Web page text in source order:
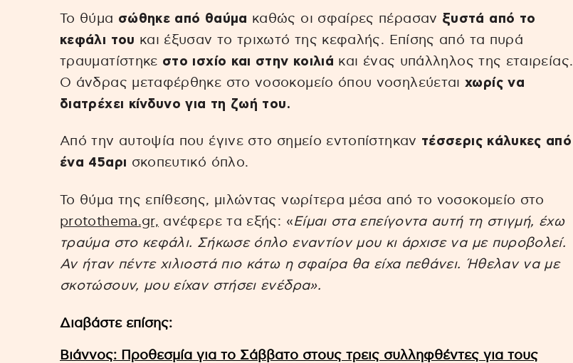
Το θύμα σώθηκε από θαύμα καθώς οι σφαίρες πέρασαν ξυστά από το
κεφάλι του και έξυσαν το τριχωτό της κεφαλής. Επίσης από τα πυρά
τραυματίστηκε στο ισχίο και στην κοιλιά και ένας υπάλληλος της εταιρείας.
Ο άνδρας μεταφέρθηκε στο νοσοκομείο όπου νοσηλεύεταιχωρίς να
διατρέχει κίνδυνο για τη ζωή του.
Από την αυτοψία που έγινε στο σημείο εντοπίστηκαν τέσσερις κάλυκες από
ένα 45αρι σκοπευτικό όπλο.
Το θύμα της επίθεσης, μιλώντας νωρίτερα μέσα από το νοσοκομείο στο
protothema.gr, ανέφερε τα εξής: «Είμαι στα επείγοντα αυτή τη στιγμή, έχω
τραύμα στο κεφάλι. Σήκωσε όπλο εναντίον μου κι άρχισε να με πυροβολεί.
Αν ήταν πέντε χιλιοστά πιο κάτω η σφαίρα θα είχα πεθάνει. Ήθελαν να με
σκοτώσουν, μου είχαν στήσει ενέδρα».
Διαβάστε επίσης:
Βιάννος: Προθεσμία για το Σάββατο στους τρεις συλληφθέντες για τους